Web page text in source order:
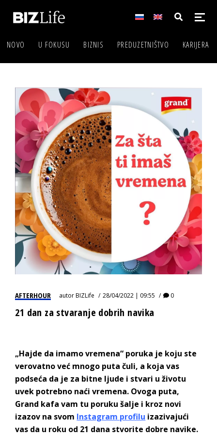
NOVO U FOKUSU BIZNIS PREDUZETNIŠTVO KARIJERA
AFTERHOUR autorBIZLife 28/04/2022 | 09:55 0
21 dan za stvaranje dobrih navika
„Hajde da imamo vremena“ poruka je koju ste
verovatno već mnogo puta čuli, a koja vas
podseća da je za bitne ljude i stvari u životu
uvek potrebno naći vremena. Ovoga puta,
Grand kafa vam tu poruku šalje i kroz novi
izazov na svom Instagram profilu izazivajući
vas da u roku od 21 dana stvorite dobre navike.